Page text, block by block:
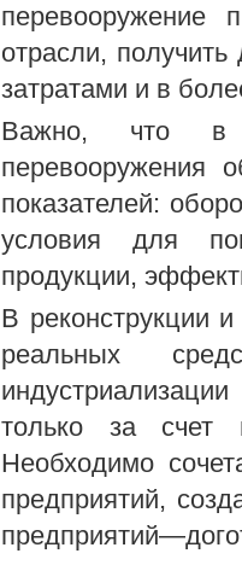
перевооружение
отрасли,
затратами и в
Важно, что в
перевооружения
показателей:
условия для
продукции,
В реконструкции
реальных
только за счет
Необходимо
предприятий,